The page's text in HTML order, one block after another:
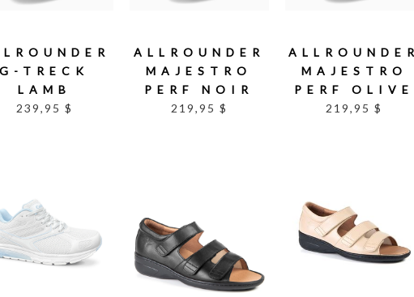
G-TRECK
LAMB
239,95 $
ALLROUNDER
MAJESTRO
PERF NOIR
219,95 $
ALLROUNDER
MAJESTRO
PERF OLIVE
219,95 $